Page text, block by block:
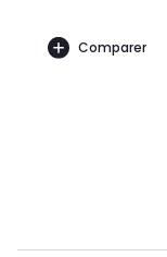
Comparer